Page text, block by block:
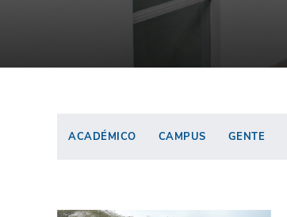
ACADÉMICO CAMPUS GENTE